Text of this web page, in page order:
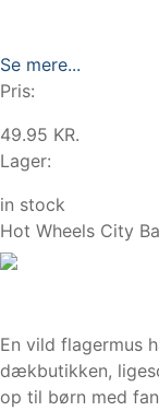
Se mere...
Pris:
49.95 KR.
Lager:
in stock
Hot Wheels City
En vild flagermus
dækbutikken,
op til børn med